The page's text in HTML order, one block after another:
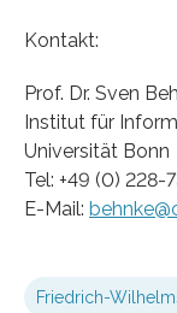
Kontakt:
Prof. Dr. Sven
Institut für
Universität Bonn
Tel: +49 (0) 228-
E-Mail:
Friedrich-